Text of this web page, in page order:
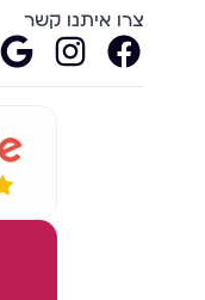
צרו איתנו קשר